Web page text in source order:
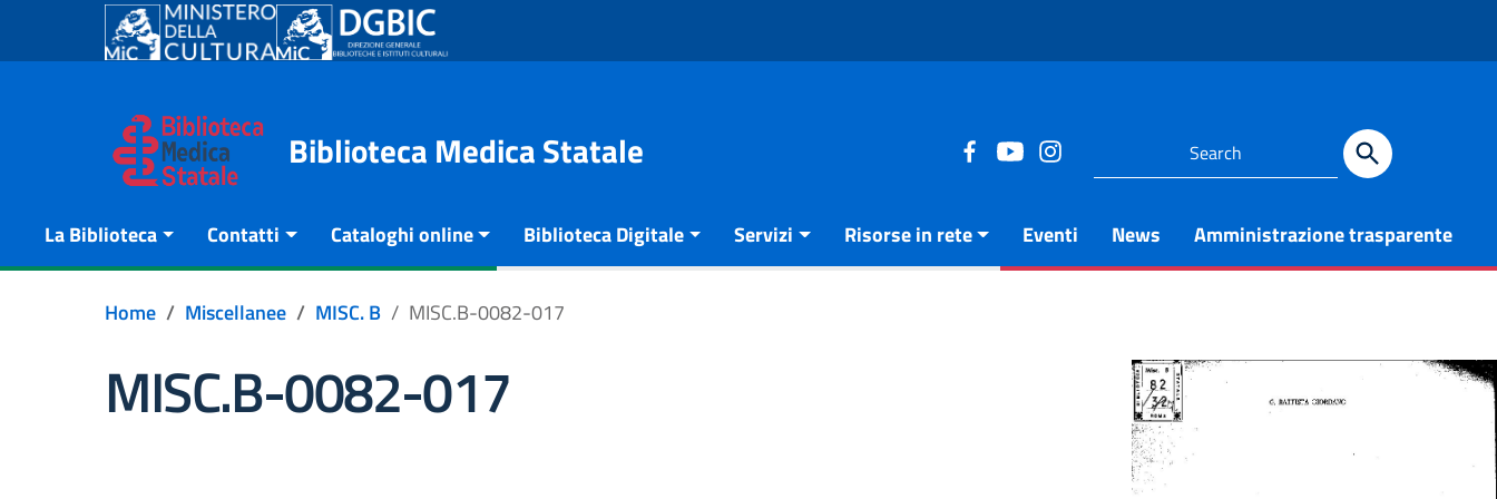
Go to content
Go to the navigation menu
Biblioteca Medica Statale
La Biblioteca Contatti Cataloghi online Biblioteca Digitale Servizi Risorse in rete Eventi News Amministrazione trasparente
Home Miscellanee MISC. B MISC.B-0082-017
MISC.B-0082-017